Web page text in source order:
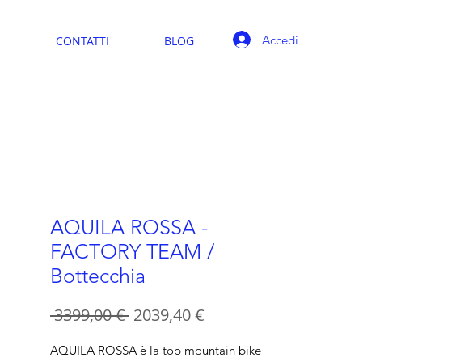
CONTATTI BLOG Accedi
AQUILA ROSSA -
FACTORY TEAM /
Bottecchia
3399,00 € Prezzo
2039,40 €
AQUILA ROSSA è la top mountain bike